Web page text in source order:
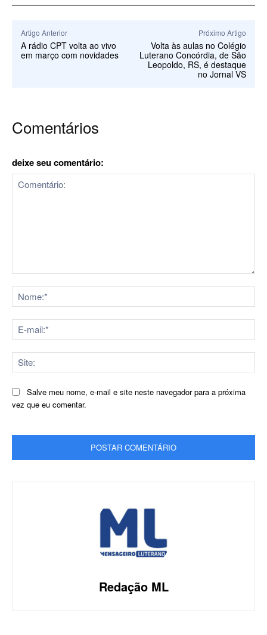
Artigo Anterior
A rádio CPT volta ao vivo
em março com novidades
Próximo Artigo
Volta às aulas no Colégio
Luterano Concórdia, de São
Leopoldo, RS, é destaque
no Jornal VS
Comentários
deixe seu comentário:
Salve meu nome, e-mail e site neste navegador para a próxima
vez que eu comentar.
Redação ML